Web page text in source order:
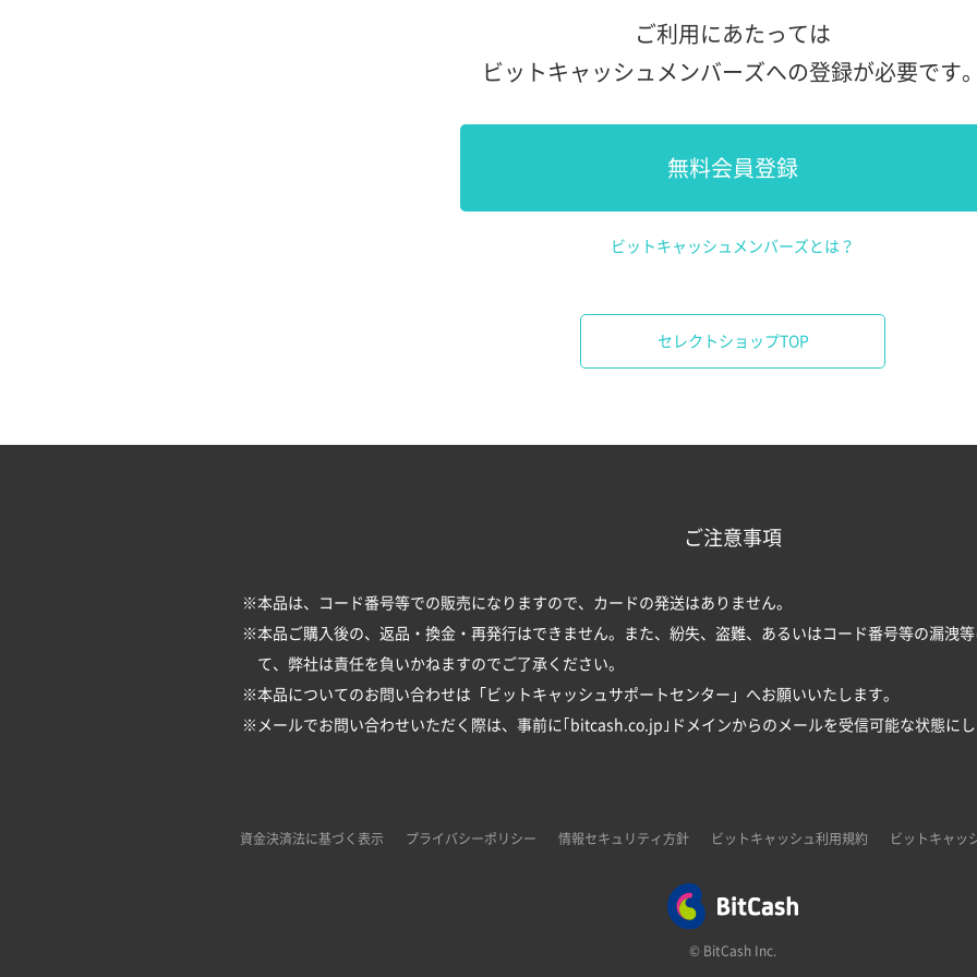
ご利用にあたっては
ビットキャッシュメンバーズへの登録が必要です
無料会員登録
ビットキャッシュメンバーズとは？
セレクトショップTOP
ご注意事項
※本品は、コード番号等での販売になりますので、カードの発送はありません。
※本品ご購入後の、返品・換金・再発行はできません。また、紛失、盗難、あるいはコード番号等の漏洩
て、弊社は責任を負いかねますのでご了承ください。
※本品についてのお問い合わせは「 ビットキャッシュサポートセンター 」へお願いいたします。
※メールでお問い合わせいただく際は、事前に｢bitcash.co.jp｣ドメインからのメールを受信可能な状態に
資金決済法に基づく表示 プライバシーポリシー 情報セキュリティ方針 ビットキャッシュ利用規約 ビットキャッ
© BitCash Inc.